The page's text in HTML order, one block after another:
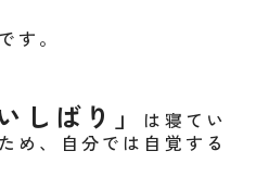
す。
しばり」
は寝てい
め、自分では自覚する